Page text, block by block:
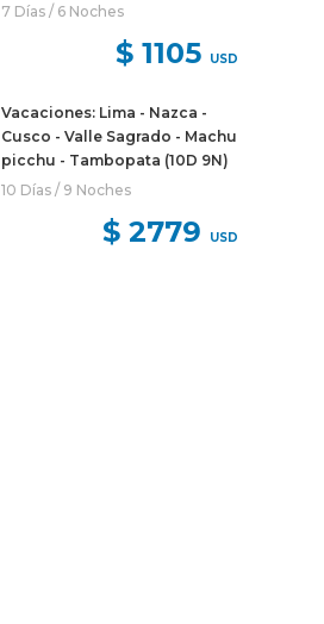
7 Días / 6 Noches
$ 1105 USD
Vacaciones: Lima - Nazca -
Cusco - Valle Sagrado - Machu
picchu - Tambopata (10D 9N)
10 Días / 9 Noches
$ 2779 USD